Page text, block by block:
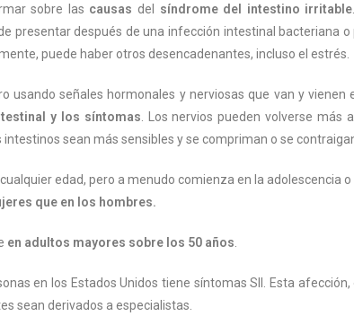
sobre las causas del síndrome del intestino irritable
presentar después de una infección intestinal bacteriana
puede haber otros desencadenantes, incluso el estrés.
usando señales hormonales y nerviosas que van y vienen
y los síntomas . Los nervios pueden volverse
sean más sensibles y se compriman o se
edad, pero a menudo comienza en la adolescencia
que en los hombres.
en adultos mayores sobre los 50 años
en los Estados Unidos tiene síntomas SII. Esta
sean derivados a especialistas.